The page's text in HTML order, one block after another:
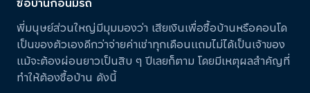
พี่มนุษย์ส่วนใหญ่มีมุมมองว่า เสียเงินเพื่อซื้อบ้านหรือคอนโด
เป็นของตัวเองดีกว่าจ่ายค่าเช่าทุกเดือนแถมไม่ได้เป็นเจ้าของ
แม้จะต้องผ่อนยาวเป็นสิบ ๆ ปีเลยก็ตาม โดยมีเหตุผลสำคัญที่
ทำให้ต้องซื้อบ้าน ดังนี้